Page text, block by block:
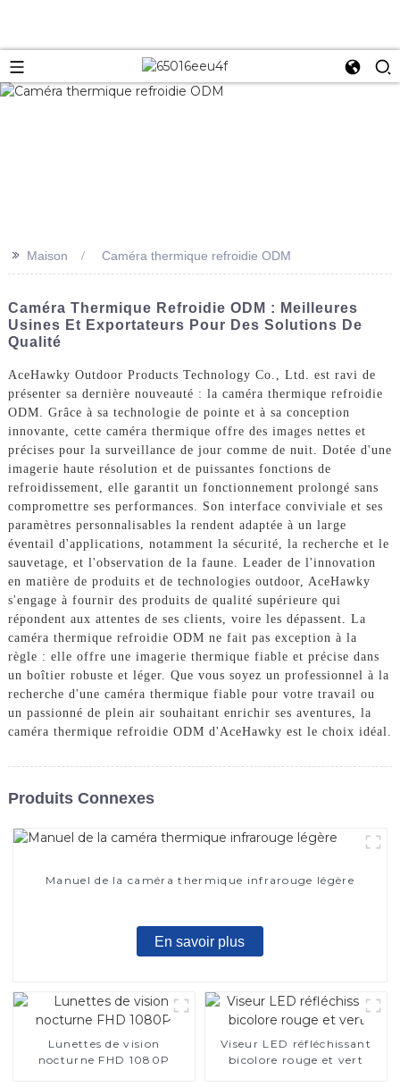
>> Maison Caméra thermique refroidie ODM
Caméra Thermique Refroidie ODM : Meilleures
Usines Et Exportateurs Pour Des Solutions De
Qualité
AceHawky Outdoor Products Technology Co., Ltd. est ravi de
présenter sa dernière nouveauté : la caméra thermique refroidie
ODM. Grâce à sa technologie de pointe et à sa conception
innovante, cette caméra thermique offre des images nettes et
précises pour la surveillance de jour comme de nuit. Dotée d'une
imagerie haute résolution et de puissantes fonctions de
refroidissement, elle garantit un fonctionnement prolongé sans
compromettre ses performances. Son interface conviviale et ses
paramètres personnalisables la rendent adaptée à un large
éventail d'applications, notamment la sécurité, la recherche et le
sauvetage, et l'observation de la faune. Leader de l'innovation
en matière de produits et de technologies outdoor, AceHawky
s'engage à fournir des produits de qualité supérieure qui
répondent aux attentes de ses clients, voire les dépassent. La
caméra thermique refroidie ODM ne fait pas exception à la
règle : elle offre une imagerie thermique fiable et précise dans
un boîtier robuste et léger. Que vous soyez un professionnel à la
recherche d'une caméra thermique fiable pour votre travail ou
un passionné de plein air souhaitant enrichir ses aventures, la
caméra thermique refroidie ODM d'AceHawky est le choix idéal.
Produits Connexes
Manuel de la caméra thermique infrarouge légère
En savoir plus
Lunettes de vision
nocturne FHD 1080P
Viseur LED réfléchissant
bicolore rouge et vert